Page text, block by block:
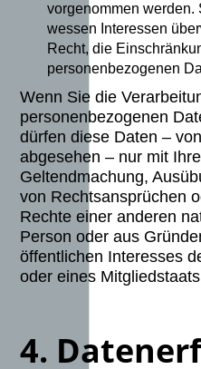
vorgenommen werden.
wessen Interessen
Recht, die
personenbezogenen
Wenn Sie die
personenbezogenen
dürfen diese Daten –
abgesehen – nur mit
Geltendmachung,
von Rechtsansprüchen
Rechte einer anderen
Person oder aus
öffentlichen Interesses
oder eines
4.